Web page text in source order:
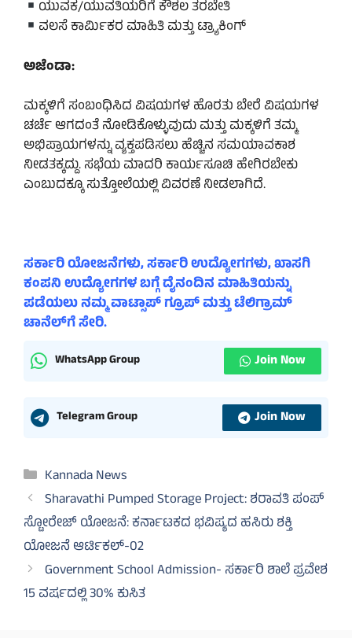
ಯುವಕ/ಯುವತಿಯರಿಗೆ ಕೌಶಲ ತರಬೇತಿ
ವಲಸೆ ಕಾರ್ಮಿಕರ ಮಾಹಿತಿ ಮತ್ತು ಟ್ರ್ಯಾಕಿಂಗ್
ಅಜೆಂಡಾ:
ಮಕ್ಕಳಿಗೆ ಸಂಬಂಧಿಸಿದ ವಿಷಯಗಳ ಹೊರತು ಬೇರೆ ವಿಷಯಗಳ
ಚರ್ಚೆ ಆಗದಂತೆ ನೋಡಿಕೊಳ್ಳುವುದು ಮತ್ತು ಮಕ್ಕಳಿಗೆ ತಮ್ಮ
ಅಭಿಪ್ರಾಯಗಳನ್ನು ವ್ಯಕ್ತಪಡಿಸಲು ಹೆಚ್ಚಿನ ಸಮಯಾವಕಾಶ
ನೀಡತಕ್ಕದ್ದು. ಸಭೆಯ ಮಾದರಿ ಕಾರ್ಯಸೂಚಿ ಹೇಗಿರಬೇಕು
ಎಂಬುದಕ್ಕೂ ಸುತ್ತೋಲೆಯಲ್ಲಿ ವಿವರಣೆ ನೀಡಲಾಗಿದೆ.
ಸರ್ಕಾರಿ ಯೋಜನೆಗಳು, ಸರ್ಕಾರಿ ಉದ್ಯೋಗಗಳು, ಖಾಸಗಿ
ಕಂಪನಿ ಉದ್ಯೋಗಗಳ ಬಗ್ಗೆ ದೈನಂದಿನ ಮಾಹಿತಿಯನ್ನು
ಪಡೆಯಲು ನಮ್ಮ ವಾಟ್ಸಾಪ್ ಗ್ರೂಪ್ ಮತ್ತು ಟೆಲಿಗ್ರಾಮ್
ಚಾನೆಲ್‌ಗೆ ಸೇರಿ.
WhatsApp Group Join Now
Telegram Group Join Now
Categories
Kannada News
Sharavathi Pumped Storage Project: ಶರಾವತಿ ಪಂಪ್
ಸ್ಟೋರೇಜ್ ಯೋಜನೆ: ಕರ್ನಾಟಕದ ಭವಿಷ್ಯದ ಹಸಿರು ಶಕ್ತಿ
ಯೋಜನೆ ಆರ್ಟಿಕಲ್-02
Government School Admission- ಸರ್ಕಾರಿ ಶಾಲೆ ಪ್ರವೇಶ
15 ವರ್ಷದಲ್ಲಿ 30% ಕುಸಿತ